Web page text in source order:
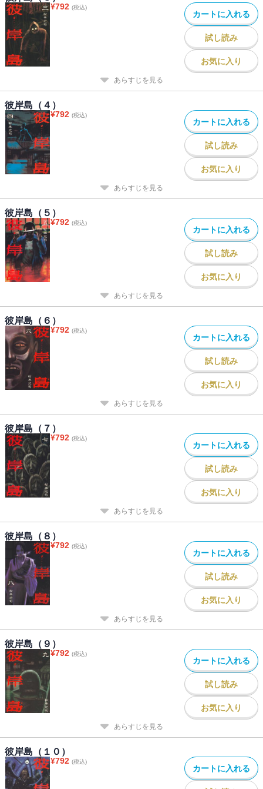
¥792 (税込)
カートに入れる
試し読み
お気に入り
あらすじを見る
彼岸島（４）
¥792 (税込)
カートに入れる
試し読み
お気に入り
あらすじを見る
彼岸島（５）
¥792 (税込)
カートに入れる
試し読み
お気に入り
あらすじを見る
彼岸島（６）
¥792 (税込)
カートに入れる
試し読み
お気に入り
あらすじを見る
彼岸島（７）
¥792 (税込)
カートに入れる
試し読み
お気に入り
あらすじを見る
彼岸島（８）
¥792 (税込)
カートに入れる
試し読み
お気に入り
あらすじを見る
彼岸島（９）
¥792 (税込)
カートに入れる
試し読み
お気に入り
あらすじを見る
彼岸島（１０）
¥792 (税込)
カートに入れる